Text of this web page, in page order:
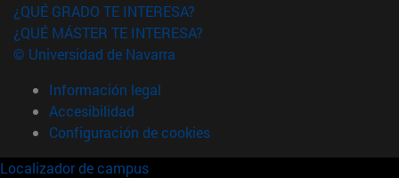
¿QUÉ GRADO TE INTERESA?
¿QUÉ MÁSTER TE INTERESA?
© Universidad de Navarra
Información legal
Accesibilidad
Configuración de cookies
Localizador de campus